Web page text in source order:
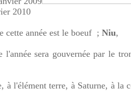
2010
cette année est le boeuf ; Niu,
l'année sera gouvernée par le
à l'élément terre, à Saturne, à la